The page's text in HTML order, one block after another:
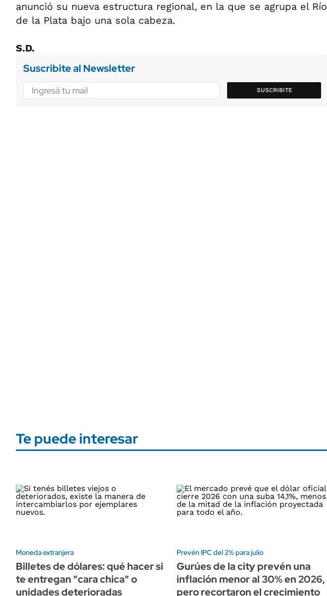
anunció su nueva estructura regional, en la que se agrupa el Río
de la Plata bajo una sola cabeza.
S.D.
Suscribite al Newsletter
SUSCRIBITE
Te puede interesar
Moneda extranjera
Billetes de dólares: qué hacer si
te entregan "cara chica" o
unidades deterioradas
Prevén IPC del 2% para julio
Gurúes de la city prevén una
inflación menor al 30% en 2026,
pero recortaron el crecimiento